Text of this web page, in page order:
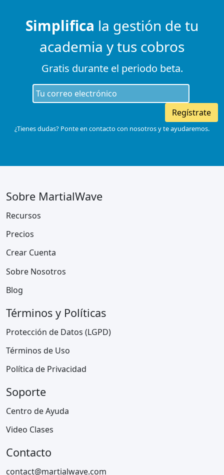
Simplifica la gestión de tu
academia y tus cobros
Gratis durante el periodo beta.
Regístrate
¿Tienes dudas? Ponte en contacto con nosotros y te ayudaremos.
Sobre MartialWave
Recursos
Precios
Crear Cuenta
Sobre Nosotros
Blog
Términos y Políticas
Protección de Datos (LGPD)
Términos de Uso
Política de Privacidad
Soporte
Centro de Ayuda
Video Clases
Contacto
contact@martialwave.com